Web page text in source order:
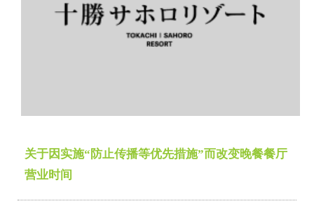
关于因实施“防止传播等优先措施”而改变晚餐餐厅
营业时间